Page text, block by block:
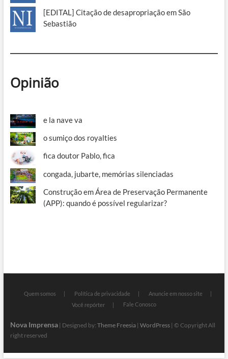
[EDITAL] Citação de desapropriação em São
Sebastião
Opinião
e la nave va
o sumiço dos royalties
fica doutor Pablo, fica
congada, jubarte, memórias silenciadas
Construção em Área de Preservação Permanente
(APP): quando é possível regularizar?
Quem somos Política de privacidade
Anuncie em nosso site
Você repórter
Fale Conosco
Nova Imprensa| Designed by: Theme Freesia| WordPress| © Copyright All
right reserved